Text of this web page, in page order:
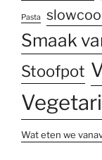
Pasta
Smaak
Stoofpot
Wat eten we